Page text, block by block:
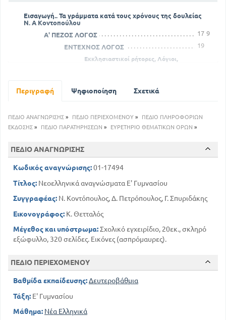
Εισαγωγή.. Τα γράμματα κατά τους χρόνους της δουλείας
Ν. Α Κοντοπούλου
9
Α' ΠΕΖΟΣ ΛΟΓΟΣ
17
ΕΝΤΕΧΝΟΣ ΛΟΓΟΣ
19
Εκκλησιαστικοί ρήτορες, Λόγιοι,
απελευθέρωση της Ελλάδος
Προς τους Έλληνες
Γνώμες 53
ΔΗΜΟΤΙΚΟΣ ΛΟΓΟΣ
Β' ΠΟΙΗΣΗ
Αποσπάσματα από τον ''
Η ζωή
Αλφάβητο συμβουλευτικό
ΙΣΤΟΡΙΚΑ
Περιγραφή Ψηφιοποίηση Σχετικά
ΠΕΔΙΟ ΑΝΑΓΝΩΡΙΣΗΣ » ΠΕΔΙΟ ΠΕΡΙΕΧΟΜΕΝΟΥ »
ΠΕΔΙΟ ΠΛΗΡΟΦΟΡΙΩΝ
ΕΚΔΟΣΗΣ » ΠΕΔΙΟ ΠΑΡΑΤΗΡΗΣΕΩΝ » ΕΥΡΕΤΗΡΙΟ ΘΕΜΑΤΙΚΩΝ ΟΡΩΝ »
ΠΕΔΙΟ ΑΝΑΓΝΩΡΙΣΗΣ
Κωδικός αναγνώρισης:01-17494
Τίτλος: Νεοελληνικά αναγνώσματα Ε' Γυμνασίου
Συγγραφέας: Ν. Κοντόπουλος, Δ. Πετρόπουλος, Γ. Σπυριδάκης
Εικονογράφος: Κ. Θετταλός
Μέγεθος και υπόστρωμα:Σχολικό εγχειρίδιο, 20εκ., σκληρό
εξώφυλλο, 320 σελίδες. Εικόνες (ασπρόμαυρες).
ΠΕΔΙΟ ΠΕΡΙΕΧΟΜΕΝΟΥ
Βαθμίδα εκπαίδευσης:Δευτεροβάθμια
Τάξη: Ε' Γυμνασίου
Μάθημα: Νέα Ελληνικά